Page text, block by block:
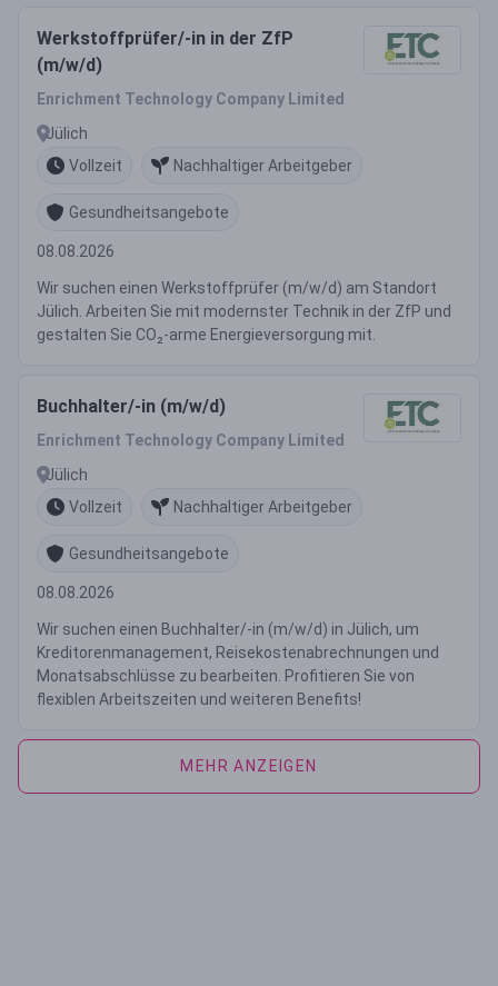
Werkstoffprüfer/-in in der ZfP
(m/w/d)
Enrichment Technology Company Limited
Jülich
Vollzeit
Nachhaltiger Arbeitgeber
Gesundheitsangebote
08.08.2026
Wir suchen einen Werkstoffprüfer (m/w/d) am Standort
Jülich. Arbeiten Sie mit modernster Technik in der ZfP und
gestalten Sie CO₂-arme Energieversorgung mit.
Buchhalter/-in (m/w/d)
Enrichment Technology Company Limited
Jülich
Vollzeit
Nachhaltiger Arbeitgeber
Gesundheitsangebote
08.08.2026
Wir suchen einen Buchhalter/-in (m/w/d) in Jülich, um
Kreditorenmanagement, Reisekostenabrechnungen und
Monatsabschlüsse zu bearbeiten. Profitieren Sie von
flexiblen Arbeitszeiten und weiteren Benefits!
MEHR ANZEIGEN